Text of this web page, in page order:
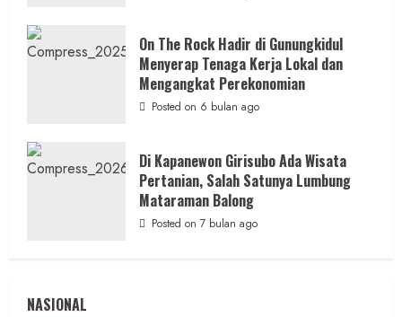
Berita Jateng
Kebakaran Hanguskan Kantin dan Gudang
SD Negeri 1 Jerukan, Polsek Juwangi
Posted on 1 hari ago
On The Rock Hadir di Gunungkidul
Menyerap Tenaga Kerja Lokal dan
Mengangkat Perekonomian
Posted on 6 bulan ago
Di Kapanewon Girisubo Ada Wisata
Pertanian, Salah Satunya Lumbung
Mataraman Balong
Posted on 7 bulan ago
NASIONAL